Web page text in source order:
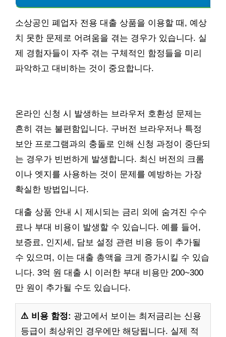
소상공인 폐업자 전용 대출 상품을 이용할 때, 예상
치 못한 문제로 어려움을 겪는 경우가 있습니다. 실
제 경험자들이 자주 겪는 구체적인 함정들을 미리
파악하고 대비하는 것이 중요합니다.
온라인 신청 시 발생하는 브라우저 호환성 문제는
흔히 겪는 불편함입니다. 구버전 브라우저나 특정
보안 프로그램과의 충돌로 인해 신청 과정이 중단되
는 경우가 빈번하게 발생합니다. 최신 버전의 크롬
이나 엣지를 사용하는 것이 문제를 예방하는 가장
확실한 방법입니다.
대출 상품 안내 시 제시되는 금리 외에 숨겨진 수수
료나 부대 비용이 발생할 수 있습니다. 예를 들어,
보증료, 인지세, 담보 설정 관련 비용 등이 추가될
수 있으며, 이는 대출 총액을 크게 증가시킬 수 있습
니다. 3억 원 대출 시 이러한 부대 비용만 200~300
만 원이 추가될 수도 있습니다.
⚠️ 비용 함정: 광고에서 보이는 최저금리는 신용
등급이 최상위인 경우에만 해당됩니다. 실제 적